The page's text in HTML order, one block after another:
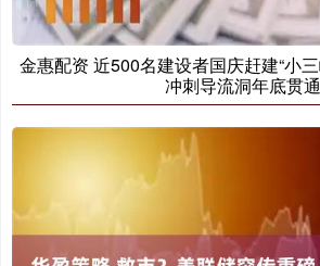
金惠配资 近500名建设者国庆赶建“小
冲刺导流洞年底贯通